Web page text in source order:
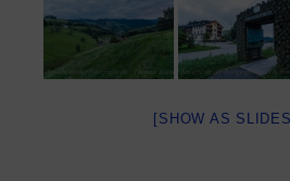
[SHOW AS